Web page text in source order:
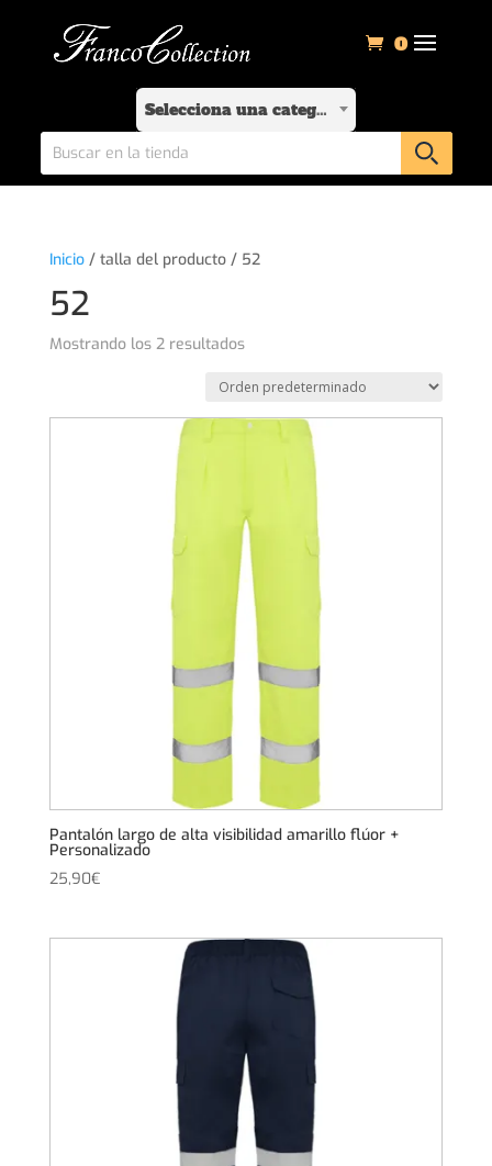
0
Selecciona una categoría
Inicio/ talla del producto / 52
52
Mostrando los 2 resultados
Pantalón largo de alta visibilidad amarillo flúor +
Personalizado
25,90€